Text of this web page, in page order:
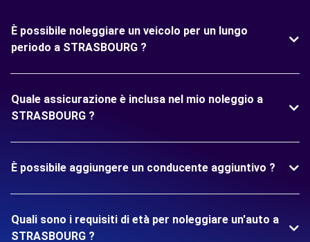
È possibile noleggiare un veicolo per un lungo
periodo a STRASBOURG ?
Quale assicurazione è inclusa nel mio noleggio a
STRASBOURG ?
È possibile aggiungere un conducente aggiuntivo ?
Quali sono i requisiti di età per noleggiare un'auto a
STRASBOURG ?